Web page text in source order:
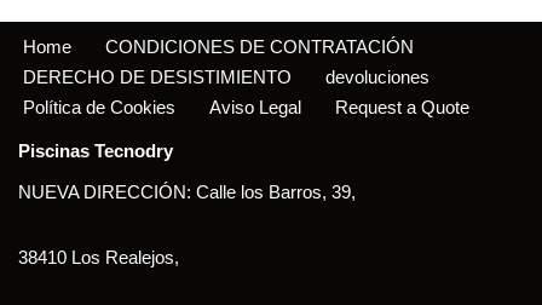
Home
CONDICIONES DE CONTRATACIÓN
DERECHO DE DESISTIMIENTO
devoluciones
Política de Cookies
Aviso Legal Request a Quote
Piscinas Tecnodry
NUEVA DIRECCIÓN: Calle los Barros, 39,
38410 Los Realejos,